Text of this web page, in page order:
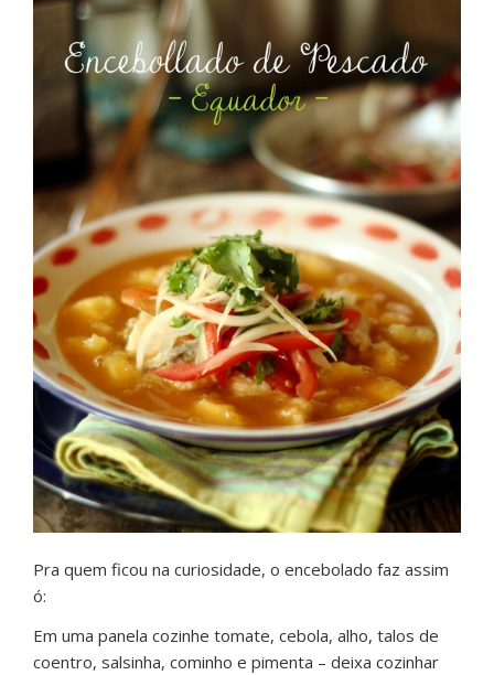
Pra quem ficou na curiosidade, o encebolado faz assim
ó:
Em uma panela cozinhe tomate, cebola, alho, talos de
coentro, salsinha, cominho e pimenta – deixa cozinhar